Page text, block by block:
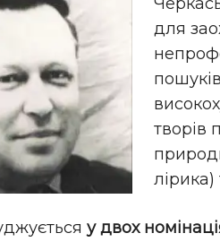
для
творів
лірика)
у двох